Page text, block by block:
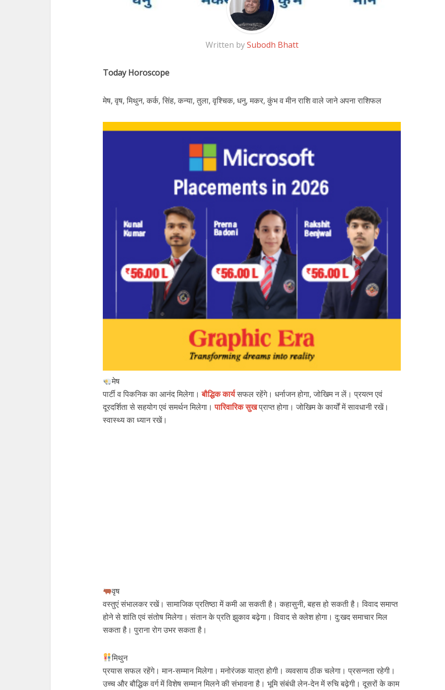
Written bySubodh Bhatt
Today Horoscope
मेष, वृष, मिथुन, कर्क, सिंह, कन्या, तुला, वृश्चिक, धनु, मकर, कुंभ व मीन राशि वाले जाने अपना राशिफल
मेष
पार्टी व पिकनिक का आनंद मिलेगा।बौद्धिक कार्यसफल रहेंगे। धर्नाजन होगा, जोखिम न लें। प्रयत्न एवं
दूरदर्शिता से सहयोग एवं समर्थन मिलेगा।पारिवारिक सुखप्राप्त होगा। जोखिम के कार्यों में सावधानी रखें।
स्वास्थ्य का ध्यान रखें।
वृष
वस्तुएं संभालकर रखें। सामाजिक प्रतिष्ठा में कमी आ सकती है। कहासुनी, बहस हो सकती है। विवाद समाप्त
होने से शांति एवं संतोष मिलेगा। संतान के प्रति झुकाव बढ़ेगा। विवाद से क्लेश होगा। दु:खद समाचार मिल
सकता है। पुराना रोग उभर सकता है।
मिथुन
प्रयास सफल रहेंगे। मान-सम्मान मिलेगा। मनोरंजक यात्रा होगी। व्यवसाय ठीक चलेगा। प्रसन्नता रहेगी।
उच्च और बौद्धिक वर्ग में विशेष सम्मान मिलने की संभावना है। भूमि संबंधी लेन-देन में रुचि बढ़ेगी। दूसरों के काम